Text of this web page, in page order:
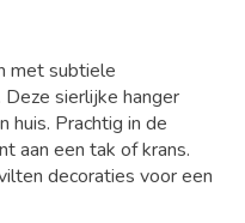
met subtiele
sierlijke hanger
huis. Prachtig in de
aan een tak of krans.
decoraties voor een